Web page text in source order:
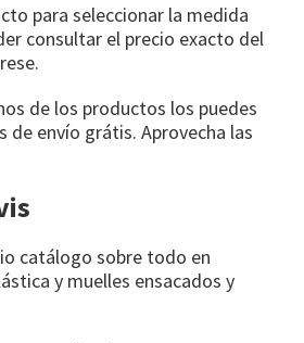
para seleccionar la medida
consultar el precio exacto del
de los productos los puedes
de envío grátis. Aprovecha las
catálogo sobre todo en
y muelles ensacados y